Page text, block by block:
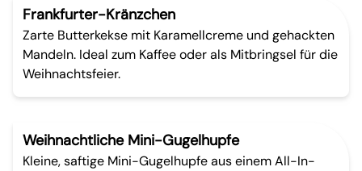
Frankfurter-Kränzchen
Zarte Butterkekse mit Karamellcreme und gehackten
Mandeln. Ideal zum Kaffee oder als Mitbringsel für die
Weihnachtsfeier.
Weihnachtliche Mini-Gugelhupfe
Kleine, saftige Mini-Gugelhupfe aus einem All-In-